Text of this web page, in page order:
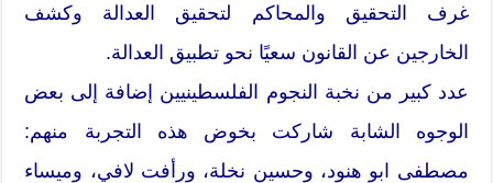
غرف التحقيق والمحاكم لتحقيق العدالة وكشف
الخارجين عن القانون سعيًا نحو تطبيق العدالة.
عدد كبير من نخبة النجوم الفلسطينيين إضافة إلى بعض
الوجوه الشابة شاركت بخوض هذه التجربة منهم:
مصطفى ابو هنود، وحسين نخلة، ورأفت لافي، وميساء